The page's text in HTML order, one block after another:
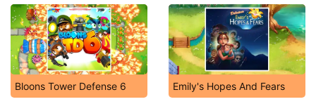
Bloons Tower Defense 6 Emily's Hopes And Fears